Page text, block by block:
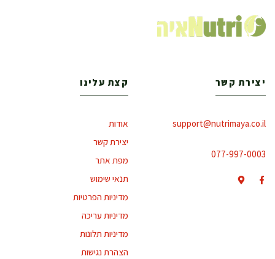
יצירת קשר
support@nutrimaya.co.il
077-997-0003
קצת עלינו
אודות
יצירת קשר
מפת אתר
תנאי שימוש
מדיניות הפרטיות
מדיניות עריכה
מדיניות תלונות
הצהרת נגישות